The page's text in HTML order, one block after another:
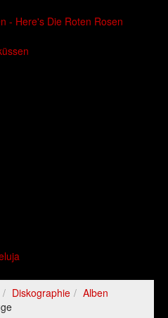
- Here's Die Roten Rosen
Diskographie
Alben